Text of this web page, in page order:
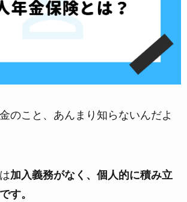
のこと、あんまり知らないんだよ
加入義務がなく、個人的に積み立
す。